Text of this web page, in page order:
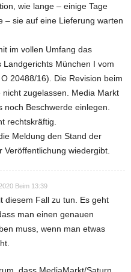
wie lange – einige Tage
– sie auf eine Lieferung warten
im vollen Umfang das
München I vom
20488/16). Die Revision beim
zugelassen. Media Markt
Beschwerde einlegen.
rechtskräftig.
Meldung den Stand der
wiedergibt.
Beim 13:39
diesem Fall zu tun. Es geht
man einen genauen
muss, wenn man etwas
dass MediaMarkt/Saturn